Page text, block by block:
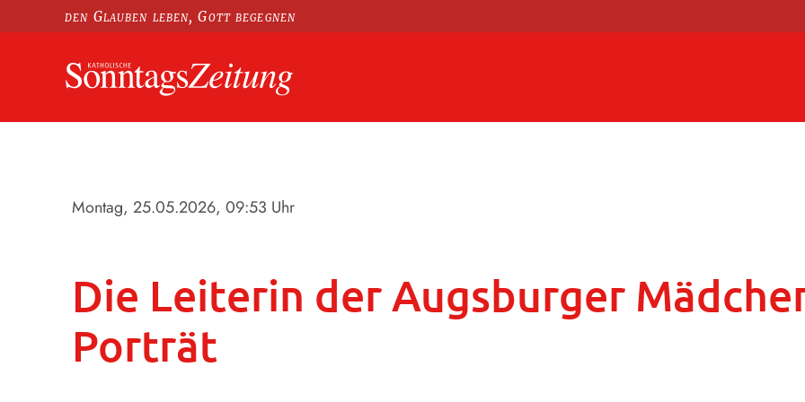
den Glauben leben, Gott begegnen
Montag, 25.05.2026, 09:53 Uhr
Die Leiterin der Augsburger
Porträt